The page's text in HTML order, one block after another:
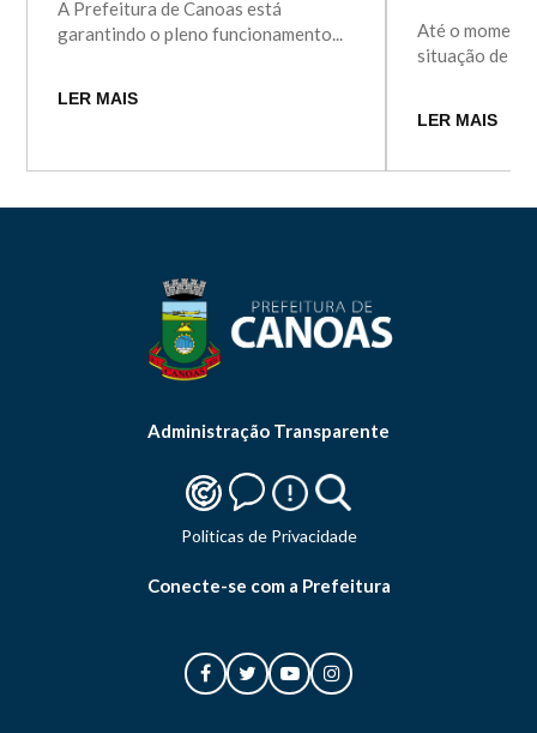
A Prefeitura de Canoas está
garantindo o pleno funcionamento...
LER MAIS
Até o
situação de
LER MAIS
Administração Transparente
Politicas de Privacidade
Conecte-se com a Prefeitura